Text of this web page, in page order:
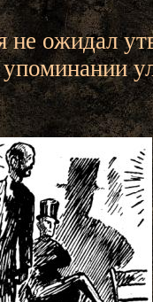
не ожидал